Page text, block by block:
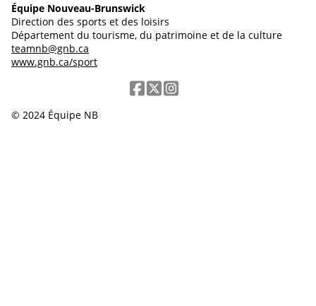
Équipe Nouveau-Brunswick
Direction des sports et des loisirs
Département du tourisme, du patrimoine et de la culture
teamnb@gnb.ca
www.gnb.ca/sport
© 2024 Équipe NB